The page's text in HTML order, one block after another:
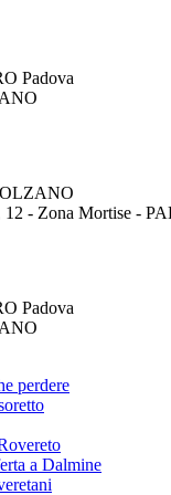
Padova
12 - Zona Mortise -
Padova
perdere
a Dalmine